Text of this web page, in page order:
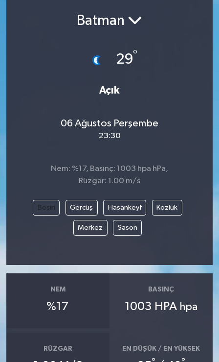
Batman
29°
Açık
06 Ağustos Perşembe
23:30
Nem: %17, Basınç: 1003 hpa hPa,
Rüzgar: 1.00 m/s
Beşiri Gercüş Hasankeyf Kozluk
Merkez Sason
NEM
%17
BASINÇ
1003 HPA hpa
RÜZGAR EN DÜŞÜK / EN YÜKSEK